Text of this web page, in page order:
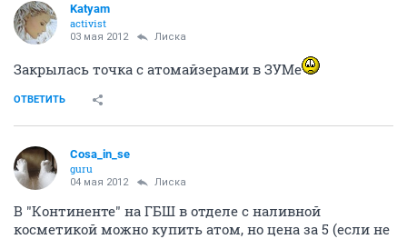
Katyam
activist
03 мая 2012 Лиска
Закрылась точка с атомайзерами в ЗУМе
ОТВЕТИТЬ
Cosa_in_se
guru
04 мая 2012 Лиска
В "Континенте" на ГБШ в отделе с наливной
косметикой можно купить атом, но цена за 5 (если не